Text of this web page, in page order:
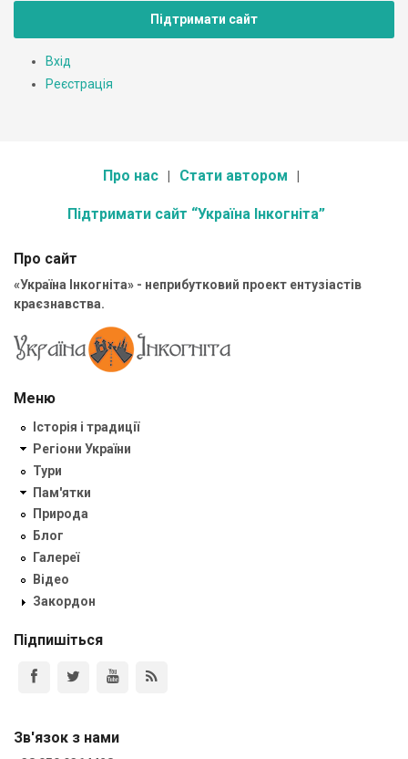
Підтримати сайт
Вхід
Реєстрація
Про нас Стати автором
Підтримати сайт “Україна Інкогніта”
Про сайт
«Україна Інкогніта» - неприбутковий проект ентузіастів
краєзнавства.
Меню
Історія і традиції
Регіони України
Тури
Пам'ятки
Природа
Блог
Галереї
Відео
Закордон
Підпишіться
Зв'язок з нами